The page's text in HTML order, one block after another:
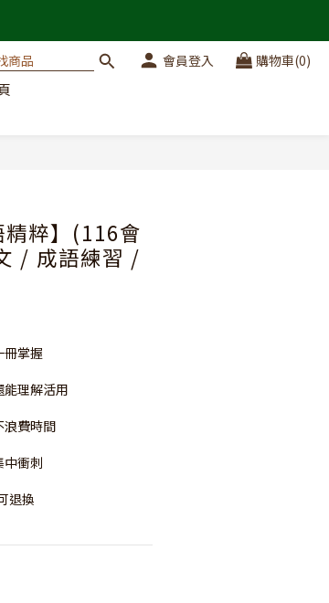
會員登入 購物車(0)
粹】(116會
/ 成語練習 /
冊掌握
理解活用
浪費時間
中衝刺
退換